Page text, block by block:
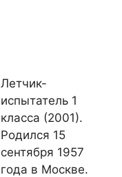
Летчик-
испытатель 1
класса (2001).
Родился 15
сентября 1957
года в Москве.